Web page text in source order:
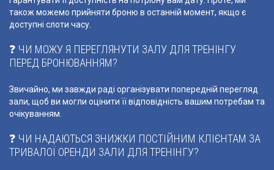
також можемо прийняти броню в останній момент, якщо є
доступні слоти часу.
❓ ЧИ МОЖУ Я ПЕРЕГЛЯНУТИ ЗАЛУ ДЛЯ ТРЕНІНГУ
ПЕРЕД БРОНЮВАННЯМ?
Звичайно, ми завжди раді організувати попередній перегляд
зали, щоб ви могли оцінити її відповідність вашим потребам та
очікуванням.
❓ ЧИ НАДАЮТЬСЯ ЗНИЖКИ ПОСТІЙНИМ КЛІЄНТАМ ЗА
ТРИВАЛОЇ ОРЕНДИ ЗАЛИ ДЛЯ ТРЕНІНГУ?